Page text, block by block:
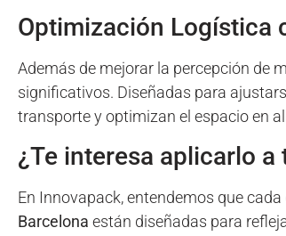
Optimización Logística
Además de mejorar la percepción de
significativos. Diseñadas para
transporte y optimizan el espacio en
¿Te interesa aplicarlo a
En Innovapack, entendemos que
Barcelona están diseñadas para